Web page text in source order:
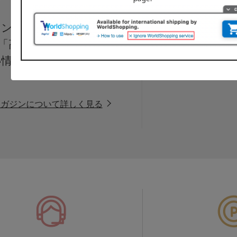
ペーン、新着・SAL
高島屋オンラインス
報をお届けいたしま
ジンについて詳しく見る